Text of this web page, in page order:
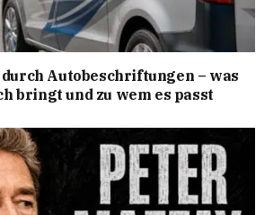
Autobeschriftungen – was
bringt und zu wem es passt